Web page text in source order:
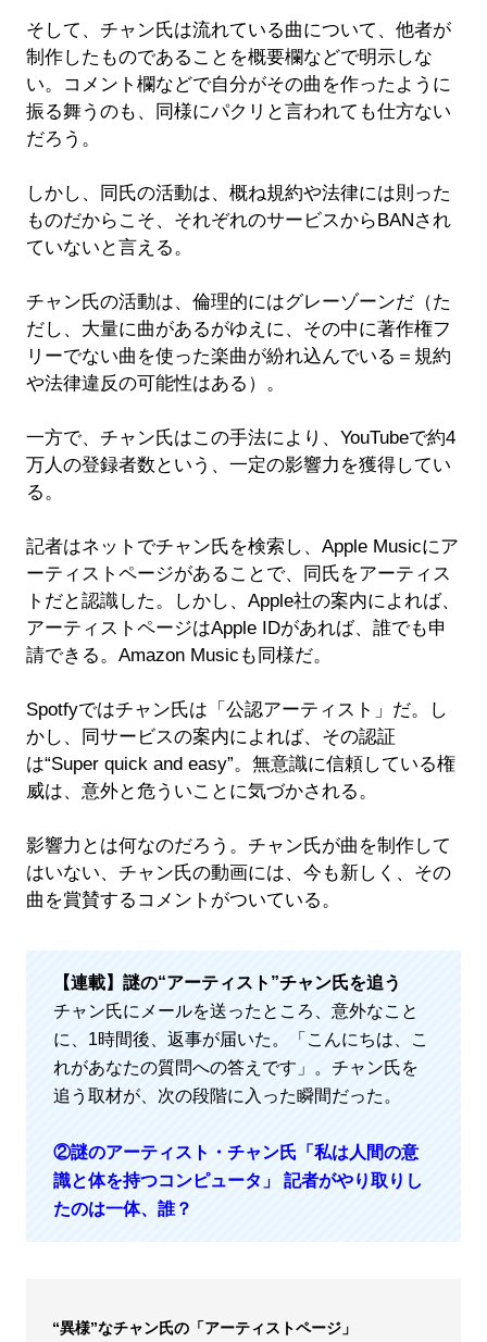
そして、チャン氏は流れている曲について、他者が
制作したものであることを概要欄などで明示しな
い。コメント欄などで自分がその曲を作ったように
振る舞うのも、同様にパクリと言われても仕方ない
だろう。
しかし、同氏の活動は、概ね規約や法律には則った
ものだからこそ、それぞれのサービスからBANされ
ていないと言える。
チャン氏の活動は、倫理的にはグレーゾーンだ（た
だし、大量に曲があるがゆえに、その中に著作権フ
リーでない曲を使った楽曲が紛れ込んでいる＝規約
や法律違反の可能性はある）。
一方で、チャン氏はこの手法により、YouTubeで約4
万人の登録者数という、一定の影響力を獲得してい
る。
記者はネットでチャン氏を検索し、Apple Musicにア
ーティストページがあることで、同氏をアーティス
トだと認識した。しかし、Apple社の案内によれば、
アーティストページはApple IDがあれば、誰でも申
請できる。Amazon Musicも同様だ。
Spotfyではチャン氏は「公認アーティスト」だ。し
かし、同サービスの案内によれば、その認証
は“Super quick and easy”。無意識に信頼している権
威は、意外と危ういことに気づかされる。
影響力とは何なのだろう。チャン氏が曲を制作して
はいない、チャン氏の動画には、今も新しく、その
曲を賞賛するコメントがついている。
【連載】謎の“アーティスト”チャン氏を追う
チャン氏にメールを送ったところ、意外なこと
に、1時間後、返事が届いた。「こんにちは、こ
れがあなたの質問への答えです」。チャン氏を
追う取材が、次の段階に入った瞬間だった。
②謎のアーティスト・チャン氏「私は人間の意
識と体を持つコンピュータ」 記者がやり取りし
たのは一体、誰？
“異様”なチャン氏の「アーティストページ」